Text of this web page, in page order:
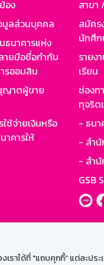
ได้ที่ "แถบคุกกี้” แต่ละประ
อง
มูลส่วนบุคคล
นาคารแห่ง
ายมือชื่อกำกับ
รออมสิน
ญาตผู้ขาย
ช้จ่ายเงินหรือ
คารให้
สาขา
สมัคร
นักศึก
รายง
เรียน
ช่องท
ทุจริต
- ธนา
- สำนั
- สำนั
GSB